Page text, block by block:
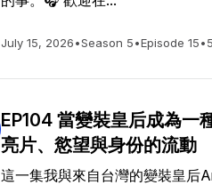
July 15, 2026•Season 5•Episode 15•
EP104 當變裝皇后成為一
亮片、慾望與身份的流動
這一集我與來自台灣的變裝皇后